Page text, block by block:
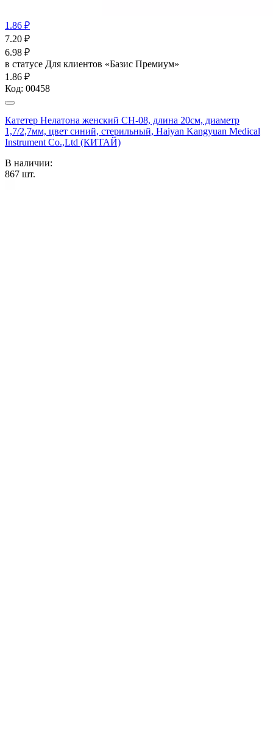
1.86 ₽
7.20 ₽
6.98 ₽
в статусе Для клиентов «Базис Премиум»
1.86 ₽
Код: 00458
Катетер Нелатона женский CH-08, длина 20см, диаметр
1,7/2,7мм, цвет синий, стерильный, Haiyan Kangyuan Medical
Instrument Co.,Ltd (КИТАЙ)
В наличии:
867 шт.